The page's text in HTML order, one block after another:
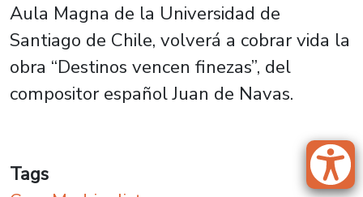
Aula Magna de la Universidad de
Santiago de Chile, volverá a cobrar vida la
obra “Destinos vencen finezas”, del
compositor español Juan de Navas.
Tags